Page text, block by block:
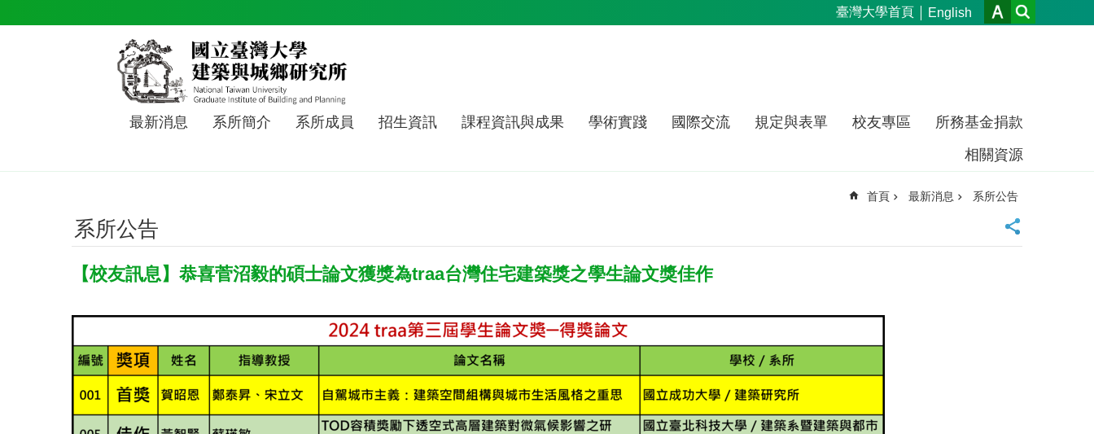
臺灣大學首頁 English
最新消息 系所簡介 系所成員 招生資訊 課程資訊與成果 學術實踐 國際交流 規定與表單 校友專區
所務基金捐款
相關資源
首頁 最新消息 系所公告
系所公告
【校友訊息】恭喜菅沼毅的碩士論文獲獎為traa台灣住宅建築獎之學生論文獎佳作